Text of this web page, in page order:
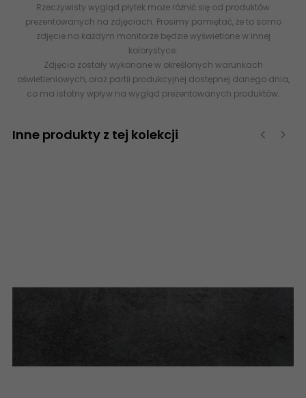
Rzeczywisty wygląd płytek może różnić się od produktów
prezentowanych na zdjęciach. Prosimy pamiętać, że to samo
zdjęcie na każdym monitorze będzie wyświetlone w innej
kolorystyce.
Zdjęcia zostały wykonane w określonych warunkach
oświetleniowych, oraz partii produkcyjnej dostępnej danego dnia,
co ma istotny wpływ na wygląd prezentowanych produktów.
Inne produkty z tej kolekcji